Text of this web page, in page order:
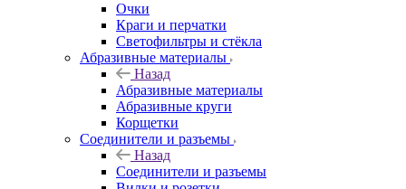
Очки
Краги и перчатки
Светофильтры и стёкла
Абразивные материалы
Назад
Абразивные материалы
Абразивные круги
Корщетки
Соединители и разъемы
Назад
Соединители и разъемы